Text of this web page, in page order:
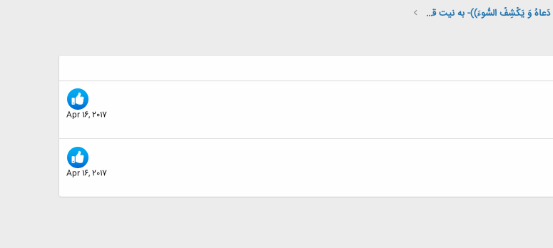
(أَمَّنْ يُجِيبُ الْمُضْطَرَّ إِذا دَعاهُ وَ يَكْشِفُ السُّوءَ))- به نیت قبولی حوائج خود و تمام دوستان شرکت کننده)
Apr 16, 2017
Apr 16, 2017